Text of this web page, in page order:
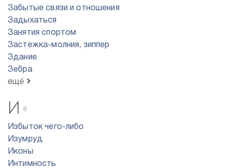
Забытые связи и отношения
Задыхаться
Занятия спортом
Застежка-молния, зиппер
Здание
Зебра
ещё
И 6
Избыток чего-либо
Изумруд
Иконы
Интимность